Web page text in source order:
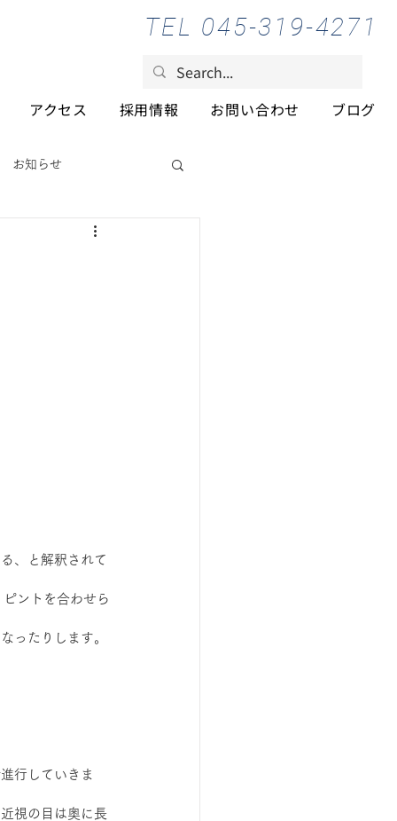
TEL 045-319-4271
アクセス 採用情報 お問い合わせ ブログ
お知らせ
、と解釈されて
ントを合わせら
ったりします。
行していきま
視の目は奥に長